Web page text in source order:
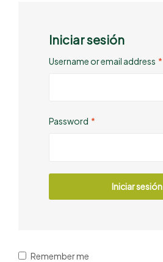
Iniciar sesión
Username or email address *
Password *
Iniciar sesión
Remember me